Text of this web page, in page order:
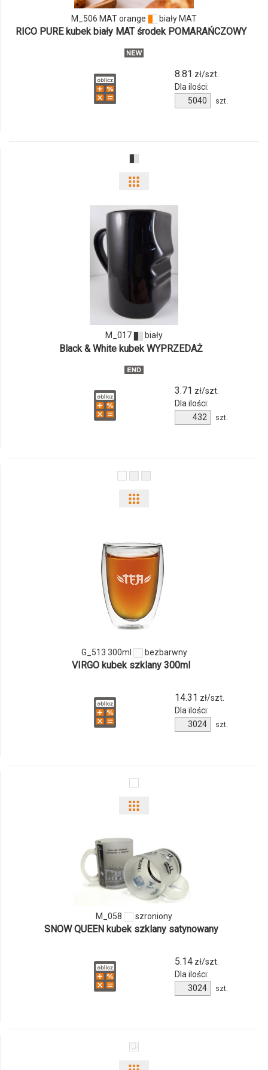
MAT
orange
M_506 MAT orange biały MAT
RICO PURE kubek biały MAT środek POMARAŃCZOWY
8.81 zł/szt.
Dla ilości:
Ilość
produktu
szt.
odmiany
ilości
produktu
M_017
M_017 biały
Black & White kubek WYPRZEDAŻ
3.71 zł/szt.
Dla ilości:
produktu
szt.
i
ilości
produktu
G_513
G_513 300ml bezbarwny
VIRGO kubek szklany 300ml
14.31 zł/szt.
Dla ilości:
Ilość
produktu
szt.
i
ilości
produktu
M_058
M_058 szroniony
SNOW QUEEN kubek szklany satynowany
5.14zł/szt.
Dla ilości:
Ilość
produktu
szt.